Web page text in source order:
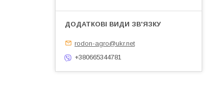
rodon-agro@ukr.net
+380665344781